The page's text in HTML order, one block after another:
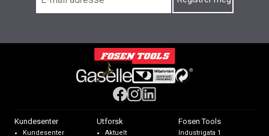
Kundesenter
Kundesenter
Utforsk
Aktuelt
Fosen Tools
Industrigata 1